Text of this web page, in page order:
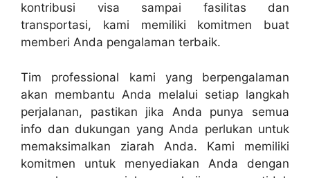
kontribusi visa sampai fasilitas dan
transportasi, kami memiliki komitmen buat
memberi Anda pengalaman terbaik.
Tim professional kami yang berpengalaman
akan membantu Anda melalui setiap langkah
perjalanan, pastikan jika Anda punya semua
info dan dukungan yang Anda perlukan untuk
memaksimalkan ziarah Anda. Kami memiliki
komitmen untuk menyediakan Anda dengan